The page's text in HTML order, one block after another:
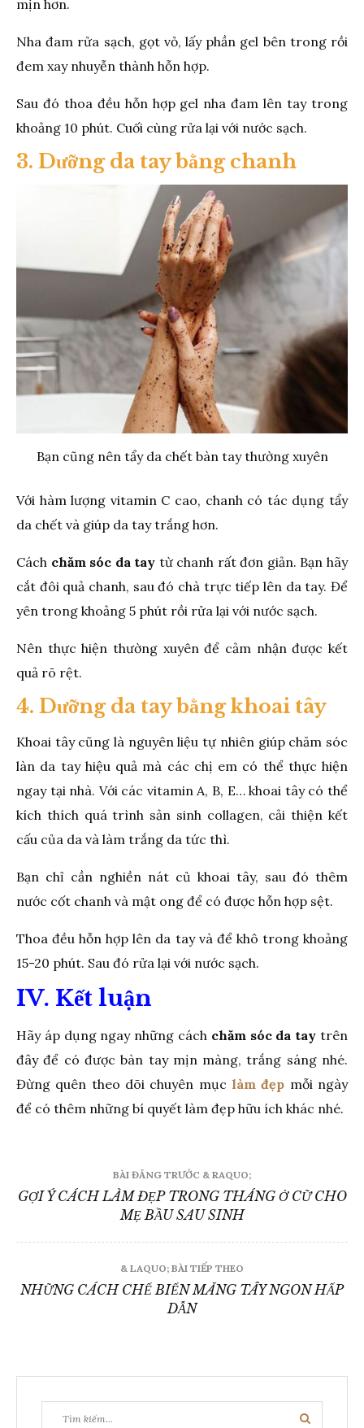
mịn hơn.
Nha đam rửa sạch, gọt vỏ, lấy phần gel bên trong rồi
đem xay nhuyễn thành hỗn hợp.
Sau đó thoa đều hỗn hợp gel nha đam lên tay trong
khoảng 10 phút. Cuối cùng rửa lại với nước sạch.
3. Dưỡng da tay bằng chanh
Bạn cũng nên tẩy da chết bàn tay thường xuyên
Với hàm lượng vitamin C cao, chanh có tác dụng tẩy
da chết và giúp da tay trắng hơn.
Cách chăm sóc da tay từ chanh rất đơn giản. Bạn hãy
cắt đôi quả chanh, sau đó chà trực tiếp lên da tay. Để
yên trong khoảng 5 phút rồi rửa lại với nước sạch.
Nên thực hiện thường xuyên để cảm nhận được kết
quả rõ rệt.
4. Dưỡng da tay bằng khoai tây
Khoai tây cũng là nguyên liệu tự nhiên giúp chăm sóc
làn da tay hiệu quả mà các chị em có thể thực hiện
ngay tại nhà. Với các vitamin A, B, E… khoai tây có thể
kích thích quá trình sản sinh collagen, cải thiện kết
cấu của da và làm trắng da tức thì.
Bạn chỉ cần nghiền nát củ khoai tây, sau đó thêm
nước cốt chanh và mật ong để có được hỗn hợp sệt.
Thoa đều hỗn hợp lên da tay và để khô trong khoảng
15-20 phút. Sau đó rửa lại với nước sạch.
IV. Kết luận
Hãy áp dụng ngay những cách chăm sóc da tay trên
đây để có được bàn tay mịn màng, trắng sáng nhé.
Đừng quên theo dõi chuyên mục làm đẹp mỗi ngày
để có thêm những bí quyết làm đẹp hữu ích khác nhé.
hướng
BÀI ĐĂNG TRƯỚC & RAQUO;
GỢI Ý CÁCH LÀM ĐẸP TRONG THÁNG Ở CỮ CHO
MẸ BẦU SAU SINH
& LAQUO; BÀI TIẾP THEO
NHỮNG CÁCH CHẾ BIẾN MĂNG TÂY NGON HẤP
DẪN
Tìm